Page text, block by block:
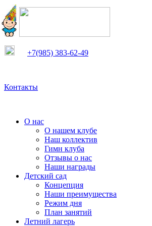
+7(985) 383-62-49
Контакты
О нас
О нашем клубе
Наш коллектив
Гимн клуба
Отзывы о нас
Наши награды
Детский сад
Концепция
Наши преимущества
Режим дня
План занятий
Летний лагерь